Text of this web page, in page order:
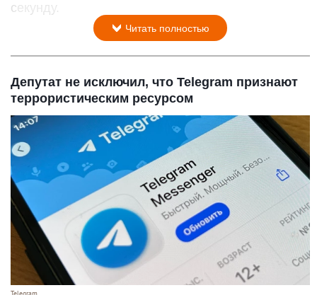
секунду.
Читать полностью
Депутат не исключил, что Telegram признают
террористическим ресурсом